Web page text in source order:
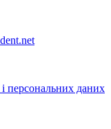
і персональних даних